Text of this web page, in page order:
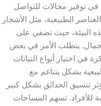
توفير مجالات للتواصل
الطبيعية، مثل الأشجار
البيئة، حيث تضفي على
يتطلب الأمر في بعض
في اختيار أنواع النباتات
بشكل يتناغم مع
تنسيق الحدائق بشكل كبير
للأفراد. تسهم المساحات